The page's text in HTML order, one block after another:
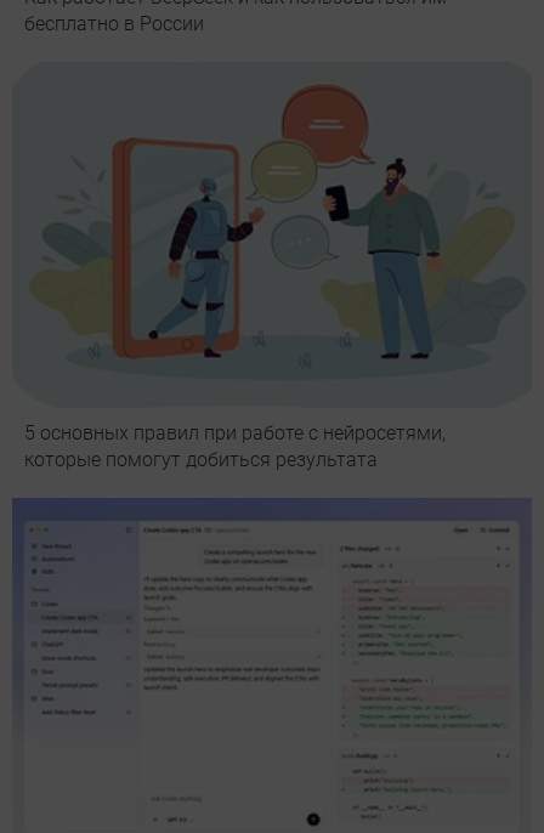
бесплатно в России
5 основных правил при работе с нейросетями,
которые помогут добиться результата